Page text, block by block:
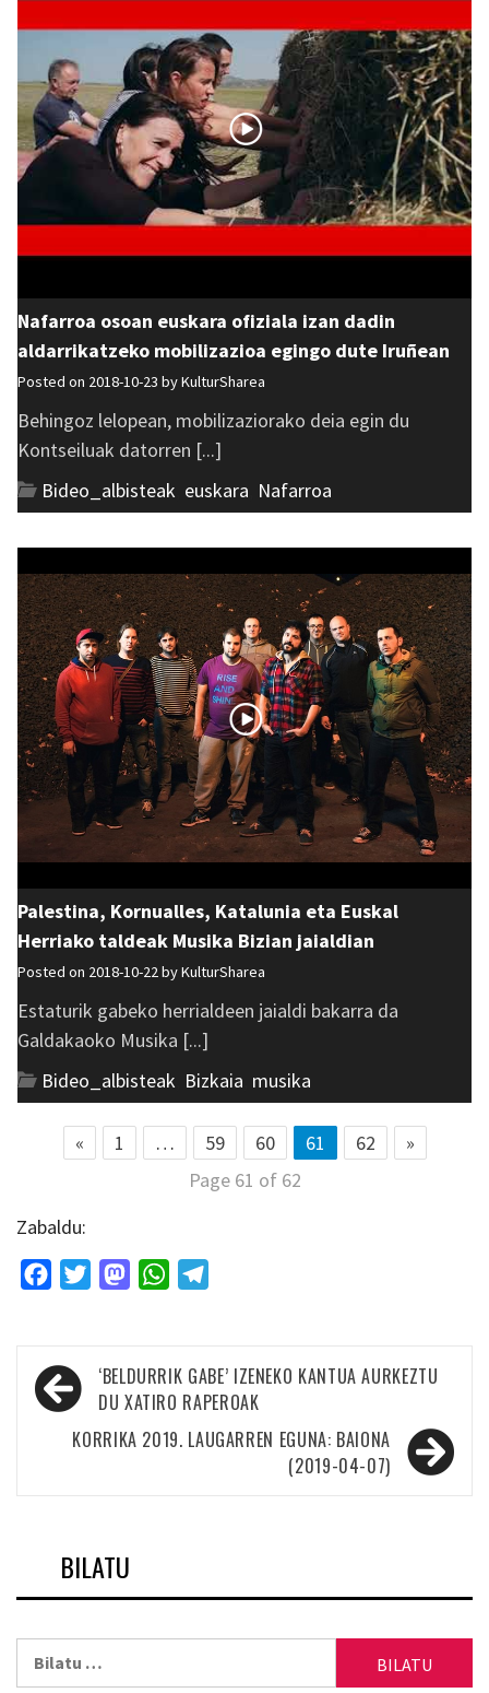
Nafarroa osoan euskara ofiziala izan dadin
aldarrikatzeko mobilizazioa egingo dute Iruñean
Posted on 2018-10-23 byKulturSharea
Behingoz lelopean, mobilizaziorako deia egin du
Kontseiluak datorren [...]
Bideo_albisteak euskara Nafarroa
Palestina, Kornualles, Katalunia eta Euskal
Herriako taldeak Musika Bizian jaialdian
Posted on 2018-10-22 byKulturSharea
Estaturik gabeko herrialdeen jaialdi bakarra da
Galdakaoko Musika [...]
Bideo_albisteak Bizkaia musika
« 1 … 59 60 61 62
»
Page 61 of 62
Zabaldu:
FacebookTwitterMastodonWhatsApp
Bidalketetan
zehar
nabigatu
‘BELDURRIK GABE’ IZENEKO KANTUA AURKEZTU
DU XATIRO RAPEROAK
KORRIKA 2019. LAUGARREN EGUNA: BAIONA
(2019-04-07)
BILATU